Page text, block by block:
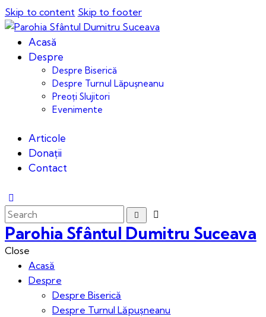
Skip to content Skip to footer
Acasă
Despre
Despre Biserică
Despre Turnul Lăpușneanu
Preoți Slujitori
Evenimente
Articole
Donații
Contact
Parohia Sfântul Dumitru Suceava
Close
Acasă
Despre
Despre Biserică
Despre Turnul Lăpușneanu